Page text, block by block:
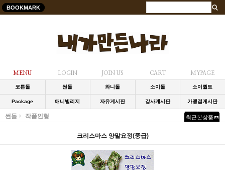
BOOKMARK
MENU LOGIN JOIN US CART MYPAGE
코튼돌 썬돌 와니돌 소이돌 소이퀼트
Package 애니빌리지 자유게시판 강사게시판 가맹점게시판
썬돌 작품인형 최근본상품
크리스마스 양말요정(중급)